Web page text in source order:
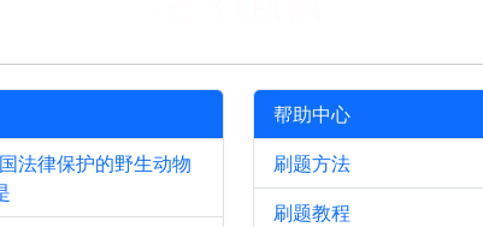
法律保护的野生动物
帮助中心
刷题方法
刷题教程